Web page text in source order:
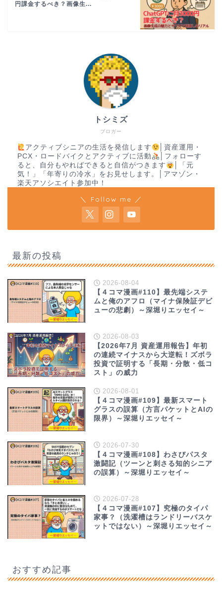
円課金するべき？画像生...
ブロガー
トシミズ
アクティブシニアの生活を発信します
│資産運用・
PCX・ロードバイクとアクティブに活動
│フォローす
ると、自分もやればできると自信がつきます
│「元
気！」「年寄りの冷水」をお見せします。│アマゾン・
楽天アソシエイト参加中！
＼ Follow me ／
最新の投稿
2026-08-04
【４コマ漫画#110】最先端システ
ムと俺のアフロ（マイナ保険証デビ
ューの悲劇）～深堀りエッセイ～
2026-08-03
【2026年7月 資産運用報告】年初
の連続マイナスから大逆転！ズボラ
投資で証明する「長期・分散・低コ
スト」の威力
2026-08-01
【４コマ漫画#109】最新スマート
グラスの誤算（方言パケットとAIの
限界）～深堀りエッセイ～
2026-07-30
【４コマ漫画#108】わさびパスタ
激闘記（ツーンと刺さる知的シニア
の誤算）～深堀りエッセイ～
2026-07-28
【４コマ漫画#107】究極のタイパ
家事？（洗濯槽はランドリーバスケ
ットではない）～深堀りエッセイ～
おすすめ記事